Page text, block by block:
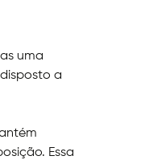
uma
a
Essa